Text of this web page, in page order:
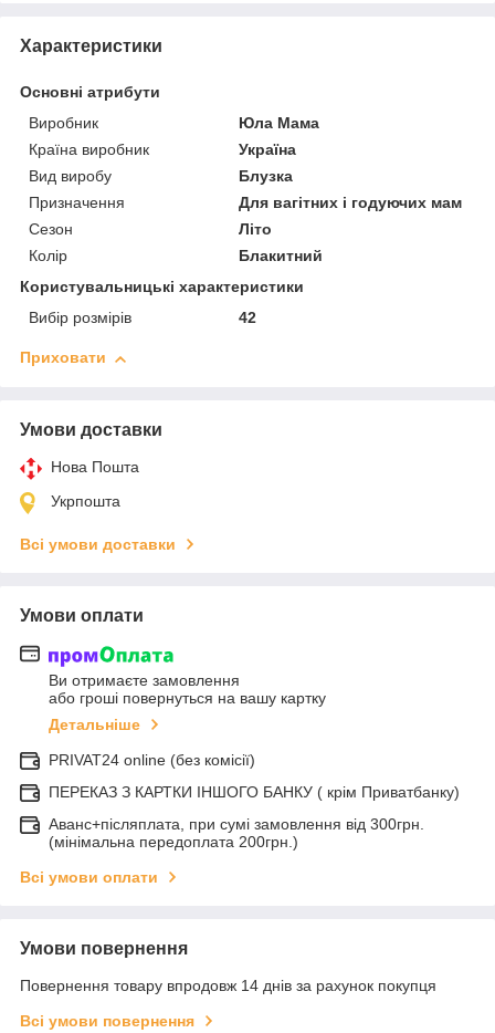
Характеристики
Основні атрибути
Виробник
Юла Мама
Країна виробник
Україна
Вид виробу
Блузка
Призначення
Для вагітних і годуючих мам
Сезон
Літо
Колір
Блакитний
Користувальницькі характеристики
Вибір розмірів
42
Приховати
Умови доставки
Нова Пошта
Укрпошта
Всі умови доставки
Умови оплати
Ви отримаєте замовлення
або гроші повернуться на вашу картку
Детальніше
PRIVAT24 online (без комісії)
ПЕРЕКАЗ З КАРТКИ ІНШОГО БАНКУ ( крім Приватбанку)
Аванс+післяплата, при сумі замовлення від 300грн.
(мінімальна передоплата 200грн.)
Всі умови оплати
Умови повернення
Повернення товару впродовж 14 днів за рахунок покупця
Всі умови повернення